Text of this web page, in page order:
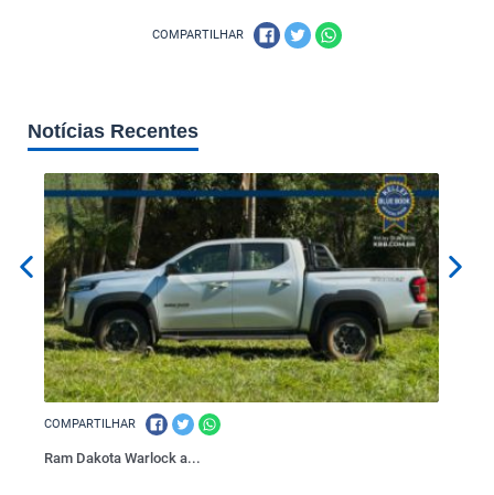
COMPARTILHAR
Notícias Recentes
COMPARTILHAR
Ram Dakota Warlock a...